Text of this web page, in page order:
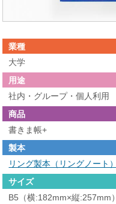
業種
大学
用途
社内・グループ・個人利用
商品
書きま帳+
製本
リング製本（リングノート）
サイズ
B5（横:182mm×縦:257mm）